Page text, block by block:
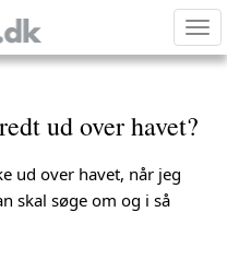
ud over havet?
ud over havet, når jeg
skal søge om og i så